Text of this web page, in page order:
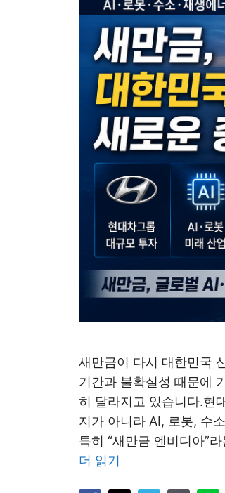
새만금이 다시 대한민국
기간과 불확실성 때문에
히 달라지고 있습니다.현
지가 아니라 AI, 로봇, 수
특히 “새만금 엔비디아”
더 읽기